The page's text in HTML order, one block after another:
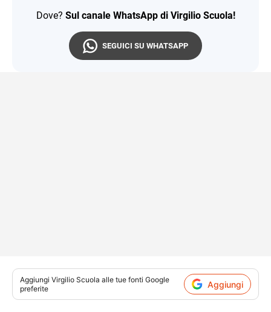
Dove? Sul canale WhatsApp di Virgilio Scuola!
SEGUICI SU WHATSAPP
Aggiungi Virgilio Scuola alle tue fonti Google
preferite
Aggiungi